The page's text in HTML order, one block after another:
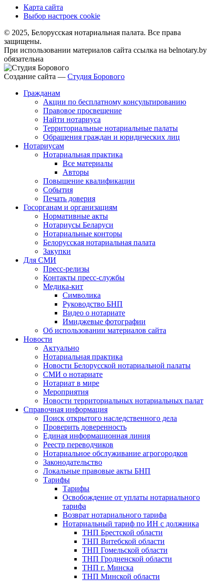
Карта сайта
Выбор настроек cookie
© 2025, Белорусская нотариальная палата. Все права
защищены.
При использовании материалов сайта ссылка на belnotary.by
обязательна
Создание сайта — Студия Борового
Гражданам
Акции по бесплатному консультированию
Правовое просвещение
Найти нотариуса
Территориальные нотариальные палаты
Обращения граждан и юридических лиц
Нотариусам
Нотариальная практика
Все материалы
Авторы
Повышение квалификации
События
Печать доверия
Госорганам и организациям
Нормативные акты
Нотариусы Беларуси
Нотариальные конторы
Белорусская нотариальная палата
Закупки
Для СМИ
Пресс-релизы
Контакты пресс-службы
Медика-кит
Символика
Руководство БНП
Видео о нотариате
Имиджевые фотографии
Об использовании материалов сайта
Новости
Актуально
Нотариальная практика
Новости Белорусской нотариальной палаты
СМИ о нотариате
Нотариат в мире
Мероприятия
Новости территориальных нотариальных палат
Справочная информация
Поиск открытого наследственного дела
Проверить доверенность
Единая информационная линия
Реестр переводчиков
Нотариальное обслуживание агрогородков
Законодательство
Локальные правовые акты БНП
Тарифы
Тарифы
Освобождение от уплаты нотариального
тарифа
Возврат нотариального тарифа
Нотариальный тариф по ИН с должника
ТНП Брестской области
ТНП Витебской области
ТНП Гомельской области
ТНП Гродненской области
ТНП г. Минска
ТНП Минской области